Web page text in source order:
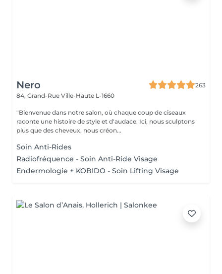
Nero
263
84, Grand-Rue Ville-Haute L-1660
"Bienvenue dans notre salon, où chaque coup de ciseaux
raconte une histoire de style et d'audace. Ici, nous sculptons
plus que des cheveux, nous créon...
Soin Anti-Rides
Radiofréquence - Soin Anti-Ride Visage
Endermologie + KOBIDO - Soin Lifting Visage